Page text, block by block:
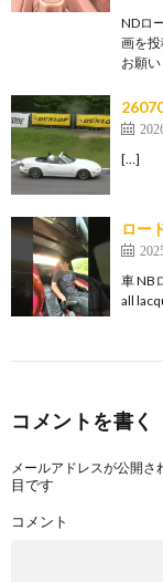
NDロ
画を
お願
[…]
ロー
車 NB
all
コメントを書く
メールアドレスが公開さ
目です
コメント